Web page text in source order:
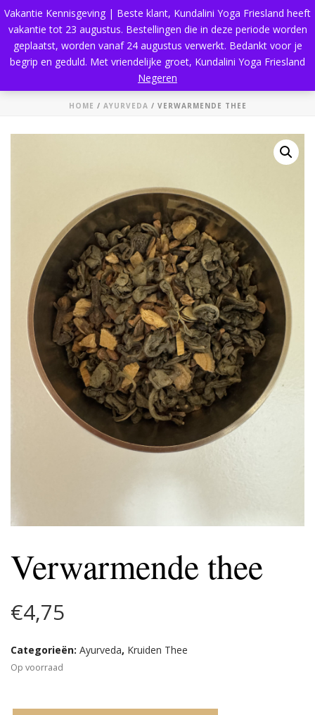
HOME / AYURVEDA / VERWARMENDE THEE
Verwarmende thee
€4,75
Categorieën: Ayurveda, Kruiden Thee
Op voorraad
Vakantie Kennisgeving | Beste klant, Kundalini Yoga Friesland heeft
vakantie tot 23 augustus. Bestellingen die in deze periode worden
geplaatst, worden vanaf 24 augustus verwerkt. Bedankt voor je
begrip en geduld. Met vriendelijke groet, Kundalini Yoga Friesland
Negeren